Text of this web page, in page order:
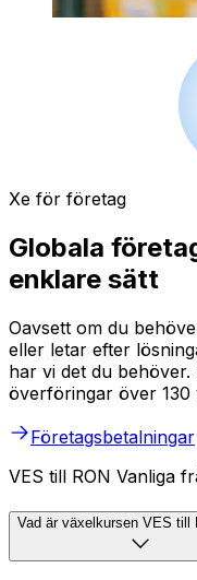
Xe för företag
Globala
enklare sätt
Oavsett om du
eller letar efter
har vi det du
överföringar över 130
Företagsbetalningar
VES till RON Vanliga
Vad är växelkursen VES till